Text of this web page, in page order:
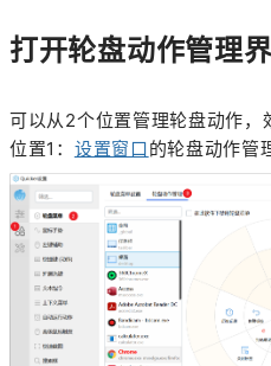
打开轮盘动作管理
可以从2个位置管理轮盘动作，
位置1： 设置窗口 的轮盘动作管